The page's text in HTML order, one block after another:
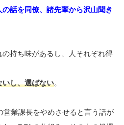
話を同僚、諸先輩から沢山聞き
持ち味があるし、人それぞれ得
し、選ばない。
業課長をやめさせると言う話が